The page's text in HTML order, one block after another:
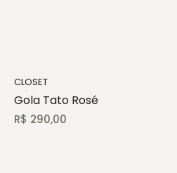
CLOSET
Gola Tato Rosé
R$ 290,00